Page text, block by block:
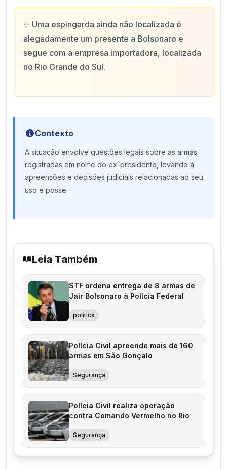
✨ Uma espingarda ainda não localizada é
alegadamente um presente a Bolsonaro e
segue com a empresa importadora, localizada
no Rio Grande do Sul.
Contexto
A situação envolve questões legais sobre as armas
registradas em nome do ex-presidente, levando à
apreensões e decisões judiciais relacionadas ao seu
uso e posse.
Leia Também
STF ordena entrega de 8 armas de
Jair Bolsonaro à Polícia Federal
política
Polícia Civil apreende mais de 160
armas em São Gonçalo
Segurança
Polícia Civil realiza operação
contra Comando Vermelho no Rio
Segurança